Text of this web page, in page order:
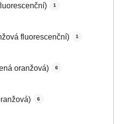
1
fluorescenční) 1
oranžová) 6
6